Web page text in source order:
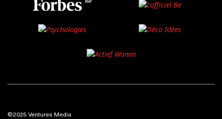
©2025 Ventures Media